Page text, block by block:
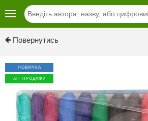
Повернутись
НОВИНКА
ХІТ ПРОДАЖУ